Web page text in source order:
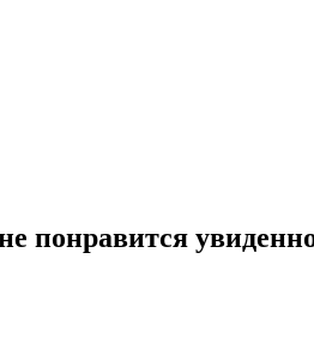
понравится